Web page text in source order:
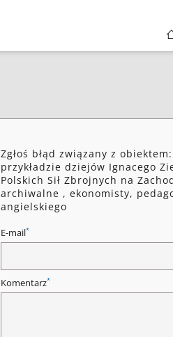
Zgłoś błąd związany z
przykładzie dziejów Ignacego
Polskich Sił Zbrojnych na
archiwalne , ekonomisty,
angielskiego
E-mail*
Komentarz*